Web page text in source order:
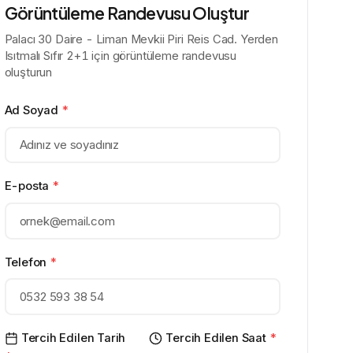
Görüntüleme Randevusu Oluştur
Palacı 30 Daire - Liman Mevkii Piri Reis Cad. Yerden
Isıtmalı Sıfır 2+1 için görüntüleme randevusu
oluşturun
Ad Soyad *
E-posta *
Telefon *
Tercih Edilen Tarih
Tercih Edilen Saat *